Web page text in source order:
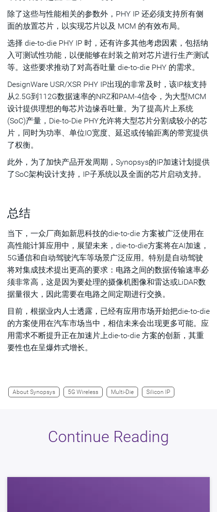
除了这些与性能相关的参数外，PHY IP 还必须支持所有侧
面的放置芯片，以实现芯片以及 MCM 的有效布局。
选择 die-to-die PHY IP 时，还有许多其他考虑因素，包括纳
入可测试性功能，以便能够在封装之前对芯片进行生产测试
等。这些要求推动了对高吞吐量 die-to-die PHY 的需求。
DesignWare USR/XSR PHY IP出现的非常及时，该IP核支持
从2.5G到112G数据速率的NRZ和PAM-4信令，为大型MCM
设计提供理想的每芯片边缘吞吐量。为了提高片上系统
(SoC)产量，Die-to-Die PHY允许将大型芯片分割成较小的芯
片，同时为功率、单位IO宽度、延迟或传输距离的带宽提供
了权衡。
此外，为了加快产品开发周期，Synopsys的IP加速计划提供
了SoC架构设计支持，IP子系统以及全面的芯片启动支持。
总结
当下，一众厂商如新思科技的die-to-die 方案被广泛使用在
高性能计算应用中，展望未来，die-to-die方案将在AI加速，
5G通信和自动驾驶汽车等场景广泛应用。特别是自动驾驶
将对集成技术提出更高的要求：电路之间的数据传输速率必
须非常高，这是因为要处理的摄像机图像和雷达或LiDAR数
据量很大，因此需要在电路之间定期进行交换。
目前，根据业内人士透露，已经有应用市场开始把die-to-die
的方案使用在汽车市场当中，相信未来会出现更多可能。应
用需求不断提升正在加速片上die-to-die 方案的创新，其重
要性也在呈爆炸式增长。
About Synopsys 5G Wireless Multi-Die Silicon IP
Continue Reading